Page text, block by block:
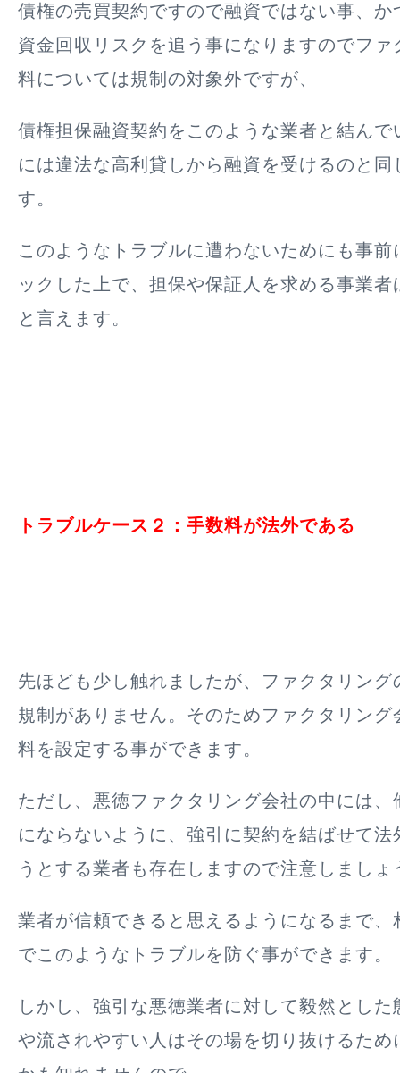
債権の売買契約ですので融資ではない事、か
資金回収リスクを追う事になりますのでファ
料については規制の対象外ですが、
債権担保融資契約をこのような業者と結んで
には違法な高利貸しから融資を受けるのと同
す。
このようなトラブルに遭わないためにも事
ックした上で、担保や保証人を求める事業
と言えます。
トラブルケース２：手数料が法外である
先ほども少し触れましたが、ファクタリング
規制がありません。そのためファクタリング
料を設定する事ができます。
ただし、悪徳ファクタリング会社の中には、
にならないように、強引に契約を結ばせて
うとする業者も存在しますので注意しましょ
業者が信頼できると思えるようになるまで、
でこのようなトラブルを防ぐ事ができます。
しかし、強引な悪徳業者に対して毅然とし
や流されやすい人はその場を切り抜けるため